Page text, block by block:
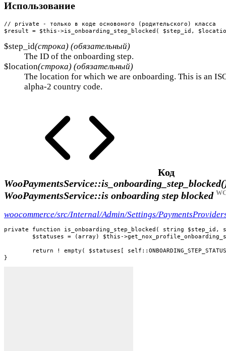
Использование
// private - только в коде основоного (родительского) класса
$result = $this->is_onboarding_step_blocked( $step_id,
$step_id(строка) (обязательный)
The ID of the onboarding step.
$location(строка) (обязательный)
The location for which we are onboarding. This is an
alpha-2 country code.
Код
WooPaymentsService::is onboarding step blocked
woocommerce/src/Internal/Admin/Settings/
private function is_onboarding_step_blocked( string
}